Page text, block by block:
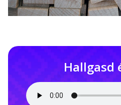
Hallgasd